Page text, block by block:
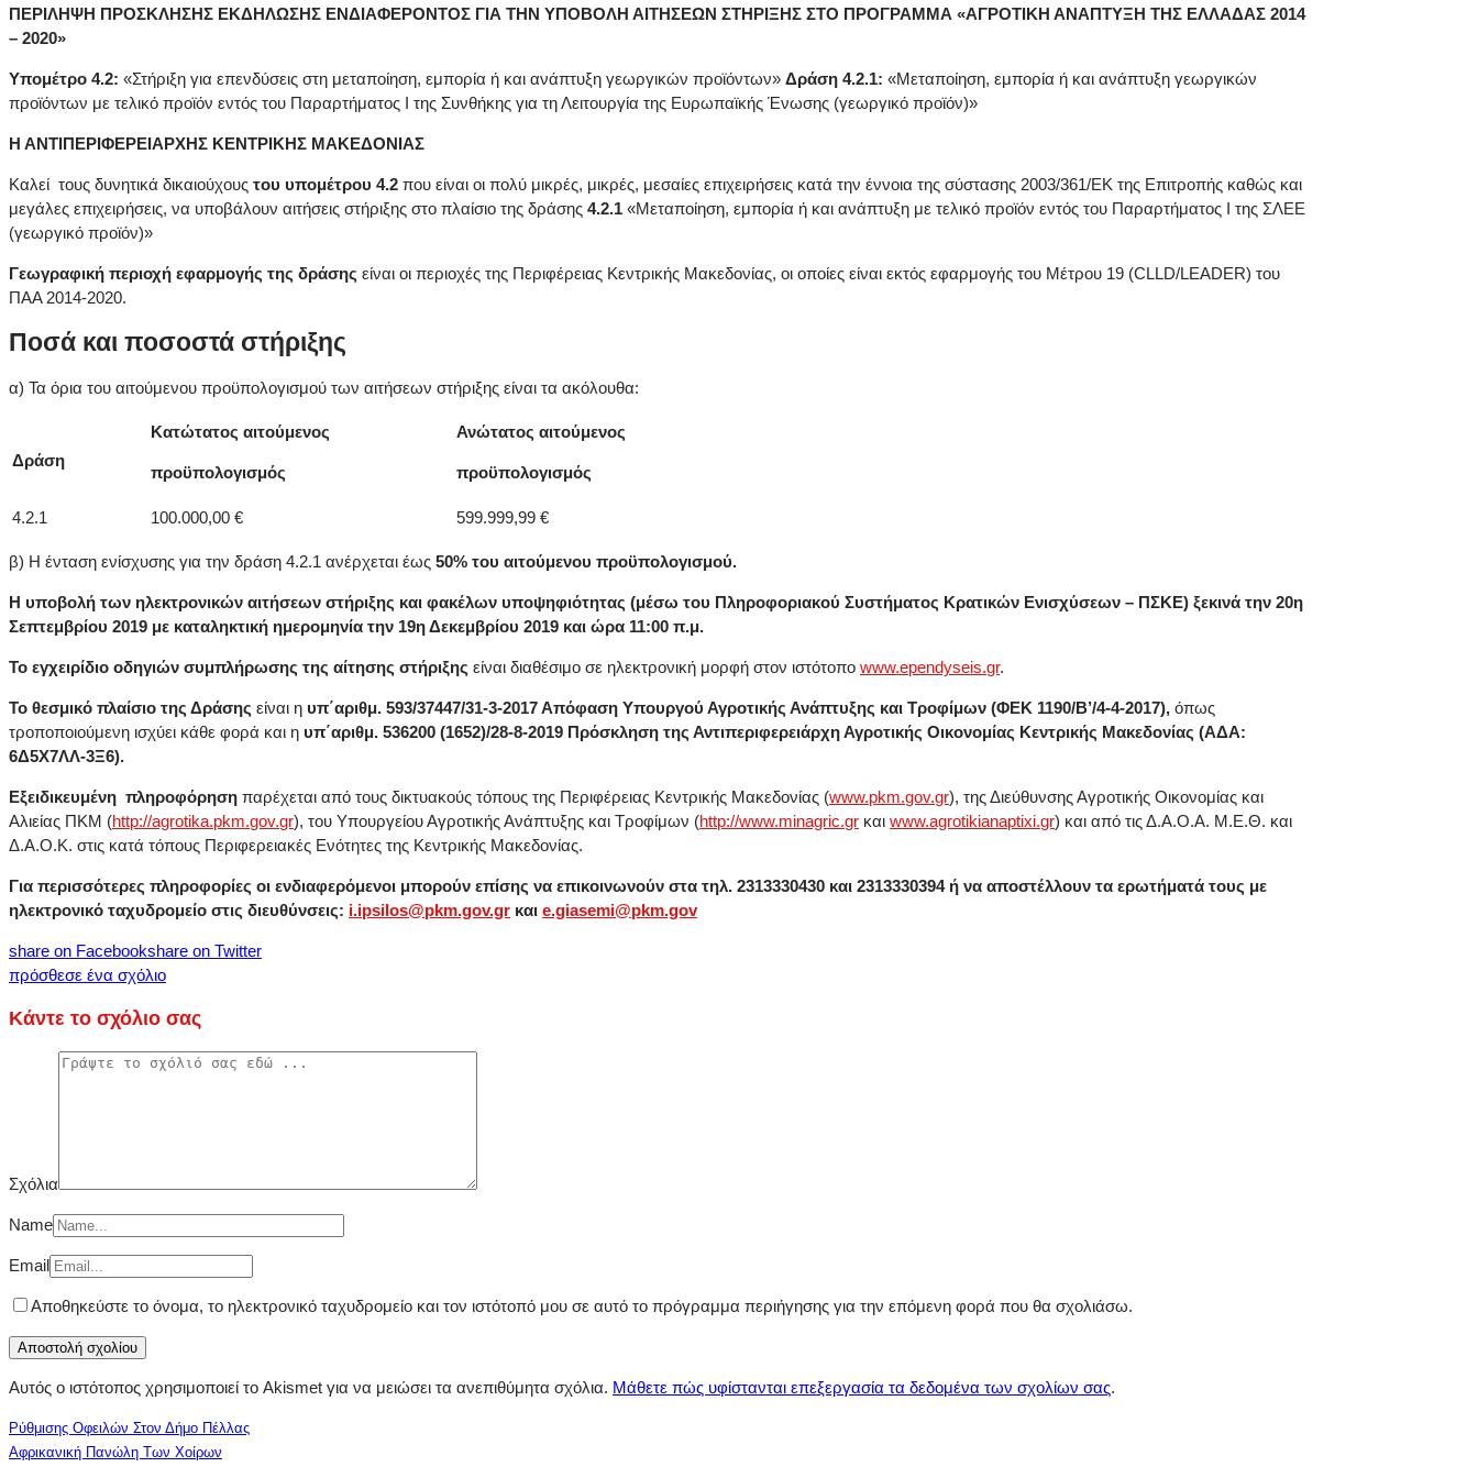
ΠΕΡΙΛΗΨΗ ΠΡΟΣΚΛΗΣΗΣ ΕΚΔΗΛΩΣΗΣ ΕΝΔΙΑΦΕΡΟΝΤΟΣ ΓΙΑ ΤΗΝ ΥΠΟΒΟΛΗ ΑΙΤΗΣΕΩΝ ΣΤΗΡΙΞΗΣ ΣΤΟ ΠΡΟΓΡΑΜΜΑ «ΑΓΡΟΤΙΚΗ ΑΝΑΠΤΥΞΗ ΤΗΣ ΕΛΛΑΔΑΣ 2014
– 2020»
Υπομέτρο 4.2: «Στήριξη για επενδύσεις στη μεταποίηση, εμπορία ή και ανάπτυξη γεωργικών προϊόντων» Δράση 4.2.1: «Μεταποίηση, εμπορία ή και ανάπτυξη γεωργικών
προϊόντων με τελικό προϊόν εντός του Παραρτήματος Ι της Συνθήκης για τη Λειτουργία της Ευρωπαϊκής Ένωσης (γεωργικό προϊόν)»
Η ΑΝΤΙΠΕΡΙΦΕΡΕΙΑΡΧΗΣ ΚΕΝΤΡΙΚΗΣ ΜΑΚΕΔΟΝΙΑΣ
Καλεί τους δυνητικά δικαιούχους του υπομέτρου 4.2 που είναι οι πολύ μικρές, μικρές, μεσαίες επιχειρήσεις κατά την έννοια της σύστασης 2003/361/ΕΚ της Επιτροπής καθώς και
μεγάλες επιχειρήσεις, να υποβάλουν αιτήσεις στήριξης στο πλαίσιο της δράσης 4.2.1 «Μεταποίηση, εμπορία ή και ανάπτυξη με τελικό προϊόν εντός του Παραρτήματος Ι της ΣΛΕΕ
(γεωργικό προϊόν)»
Γεωγραφική περιοχή εφαρμογής της δράσης είναι οι περιοχές της Περιφέρειας Κεντρικής Μακεδονίας, οι οποίες είναι εκτός εφαρμογής του Μέτρου 19 (CLLD/LEADER) του
ΠΑΑ 2014-2020.
Ποσά και ποσοστά στήριξης
α) Τα όρια του αιτούμενου προϋπολογισμού των αιτήσεων στήριξης είναι τα ακόλουθα:
Δράση
Κατώτατος αιτούμενος
προϋπολογισμός
Ανώτατος αιτούμενος
προϋπολογισμός
4.2.1 100.000,00 € 599.999,99 €
β) Η ένταση ενίσχυσης για την δράση 4.2.1 ανέρχεται έως 50% του αιτούμενου προϋπολογισμού.
Η υποβολή των ηλεκτρονικών αιτήσεων στήριξης και φακέλων υποψηφιότητας (μέσω του Πληροφοριακού Συστήματος Κρατικών Ενισχύσεων – ΠΣΚΕ) ξεκινά την 20η
Σεπτεμβρίου 2019 με καταληκτική ημερομηνία την 19η Δεκεμβρίου 2019 και ώρα 11:00 π.μ.
Το εγχειρίδιο οδηγιών συμπλήρωσης της αίτησης στήριξης είναι διαθέσιμο σε ηλεκτρονική μορφή στον ιστότοπο www.ependyseis.gr.
Το θεσμικό πλαίσιο της Δράσης είναι η υπ΄αριθμ. 593/37447/31-3-2017 Απόφαση Υπουργού Αγροτικής Ανάπτυξης και Τροφίμων (ΦΕΚ 1190/Β’/4-4-2017), όπως
τροποποιούμενη ισχύει κάθε φορά και η υπ΄αριθμ. 536200 (1652)/28-8-2019 Πρόσκληση της Αντιπεριφερειάρχη Αγροτικής Οικονομίας Κεντρικής Μακεδονίας (ΑΔΑ:
6Δ5Χ7ΛΛ-3Ξ6).
Εξειδικευμένη πληροφόρηση παρέχεται από τους δικτυακούς τόπους της Περιφέρειας Κεντρικής Μακεδονίας (www.pkm.gov.gr), της Διεύθυνσης Αγροτικής Οικονομίας και
Αλιείας ΠΚΜ (http://agrotika.pkm.gov.gr), του Υπουργείου Αγροτικής Ανάπτυξης και Τροφίμων (http://www.minagric.gr και www.agrotikianaptixi.gr) και από τις Δ.Α.Ο.Α. Μ.Ε.Θ. και
Δ.Α.Ο.Κ. στις κατά τόπους Περιφερειακές Ενότητες της Κεντρικής Μακεδονίας.
Για περισσότερες πληροφορίες οι ενδιαφερόμενοι μπορούν επίσης να επικοινωνούν στα τηλ. 2313330430 και 2313330394 ή να αποστέλλουν τα ερωτήματά τους με
ηλεκτρονικό ταχυδρομείο στις διευθύνσεις: i.ipsilos@pkm.gov.gr και e.giasemi@pkm.gov
share on Facebookshare on Twitter
πρόσθεσε ένα σχόλιο
Κάντε το σχόλιο σας
Σχόλια
Name
Email
Αποθηκεύστε το όνομα, το ηλεκτρονικό ταχυδρομείο και τον ιστότοπό μου σε αυτό το πρόγραμμα περιήγησης για την επόμενη φορά που θα σχολιάσω.
Αυτός ο ιστότοπος χρησιμοποιεί το Akismet για να μειώσει τα ανεπιθύμητα σχόλια. Μάθετε πώς υφίστανται επεξεργασία τα δεδομένα των σχολίων σας.
Ρύθμισης Οφειλών Στον Δήμο Πέλλας
Αφρικανική Πανώλη Των Χοίρων